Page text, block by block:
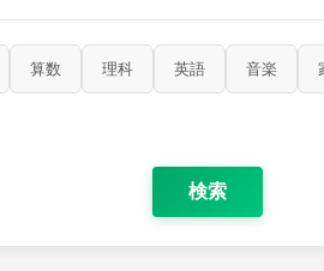
算数 理科 英語 音楽
検索
書写